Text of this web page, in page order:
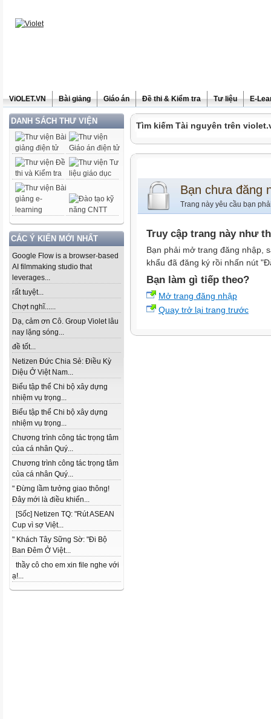
ViOLET.VN Bài giảng Giáo án Đề thi & Kiểm tra Tư liệu E-
DANH SÁCH THƯ VIỆN
CÁC Ý KIẾN MỚI NHẤT
Google Flow is a browser-based
AI filmmaking studio that
leverages...
rất tuyệt...
Chợt nghĩ......
Dạ, cảm ơn Cô. Group Violet lâu
nay lặng sóng...
đề tốt...
Netizen Đức Chia Sẻ: Điều Kỳ
Diệu Ở Việt Nam...
Biểu tập thể Chi bộ xây dựng
nhiệm vụ trọng...
Biểu tập thể Chi bộ xây dựng
nhiệm vụ trọng...
Chương trình công tác trọng tâm
của cá nhân Quý...
Chương trình công tác trọng tâm
của cá nhân Quý...
" Đừng lầm tưởng giao thông!
Đây mới là điều khiến...
[Sốc] Netizen TQ: "Rút ASEAN
Cup vì sợ Việt...
" Khách Tây Sững Sờ: "Đi Bộ
Ban Đêm Ở Việt...
thầy cô cho em xin file nghe với
ạ!...
Tìm kiếm Tài nguyên trên
Bạn chưa đăng
Trang này yêu cầu bạn
Truy cập trang này như
Bạn phải mở trang đăng nhập,
khẩu đã đăng ký rồi nhấn nút
Bạn làm gì tiếp theo?
Mở trang đăng nhập
Quay trở lại trang trước